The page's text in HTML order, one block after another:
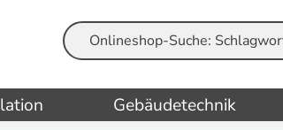
Suche
Gebäudetechnik